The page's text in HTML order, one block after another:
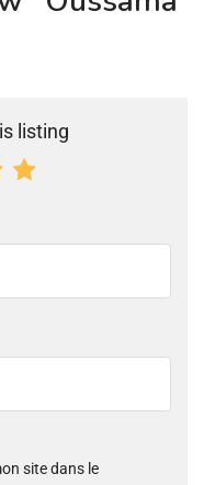
listing
site dans le